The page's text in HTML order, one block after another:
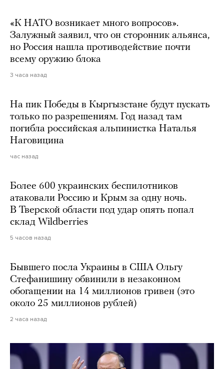
«К НАТО возникает много вопросов».
Залужный заявил, что он сторонник альянса,
но Россия нашла противодействие почти
всему оружию блока
3 часа назад
На пик Победы в Кыргызстане будут пускать
только по разрешениям. Год назад там
погибла российская альпинистка Наталья
Наговицина
час назад
Более 600 украинских беспилотников
атаковали Россию и Крым за одну ночь.
В Тверской области под удар опять попал
склад Wildberries
5 часов назад
Бывшего посла Украины в США Ольгу
Стефанишину обвинили в незаконном
обогащении на 14 миллионов гривен (это
около 25 миллионов рублей)
2 часа назад